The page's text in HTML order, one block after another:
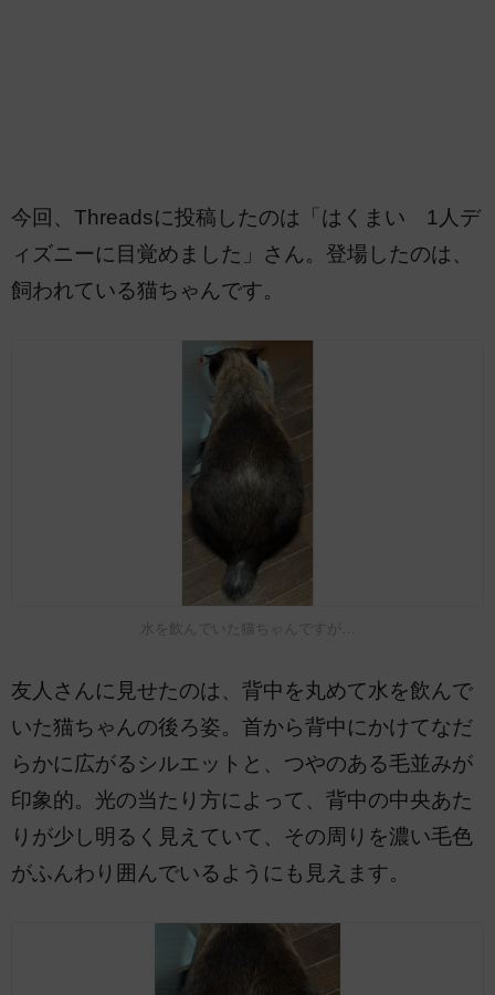
今回、Threadsに投稿したのは「はくまい 1人デ
ィズニーに目覚めました」さん。登場したのは、
飼われている猫ちゃんです。
水を飲んでいた猫ちゃんですが…
友人さんに見せたのは、背中を丸めて水を飲んで
いた猫ちゃんの後ろ姿。首から背中にかけてなだ
らかに広がるシルエットと、つやのある毛並みが
印象的。光の当たり方によって、背中の中央あた
りが少し明るく見えていて、その周りを濃い毛色
がふんわり囲んでいるようにも見えます。